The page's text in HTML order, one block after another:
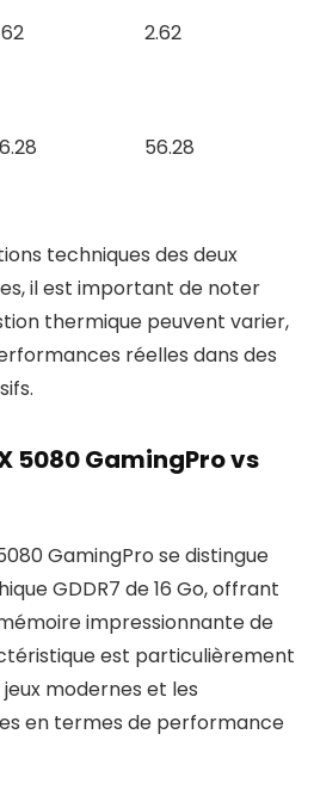
2.62
56.28
techniques des deux
il est important de noter
thermique peuvent varier,
réelles dans des
5080 GamingPro vs
GamingPro se distingue
GDDR7 de 16 Go, offrant
impressionnante de
est particulièrement
modernes et les
en termes de performance